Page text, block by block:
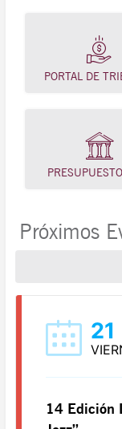
PORTAL DE
Próximos
21
14 Edición